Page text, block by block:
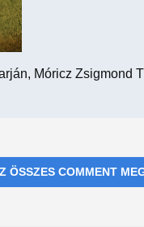
Móricz Zsigmond
ÖSSZES COMMENT